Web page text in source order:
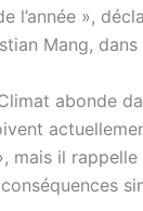
l’année »,
Mang,
abonde
mais il